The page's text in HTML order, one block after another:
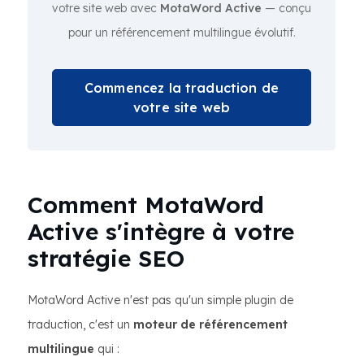
votre site web avec MotaWord Active — conçu
pour un référencement multilingue évolutif.
Commencez la traduction de
votre site web
Comment MotaWord
Active s'intègre à votre
stratégie SEO
MotaWord Active n'est pas qu'un simple plugin de
traduction, c'est un moteur de référencement
multilingue qui :